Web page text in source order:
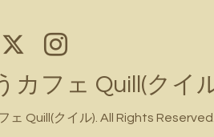
カフェ Quill(クイ
ェ Quill(クイル) . All Rights